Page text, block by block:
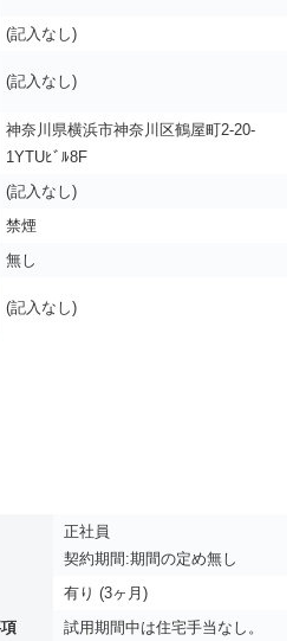
(記入なし)
(記入なし)
神奈川県横浜市神奈川区鶴屋町2-20-
1YTUﾋﾞﾙ8F
(記入なし)
禁煙
無し
(記入なし)
正社員
契約期間:期間の定め無し
有り (3ヶ月)
試用期間中は住宅手当なし。